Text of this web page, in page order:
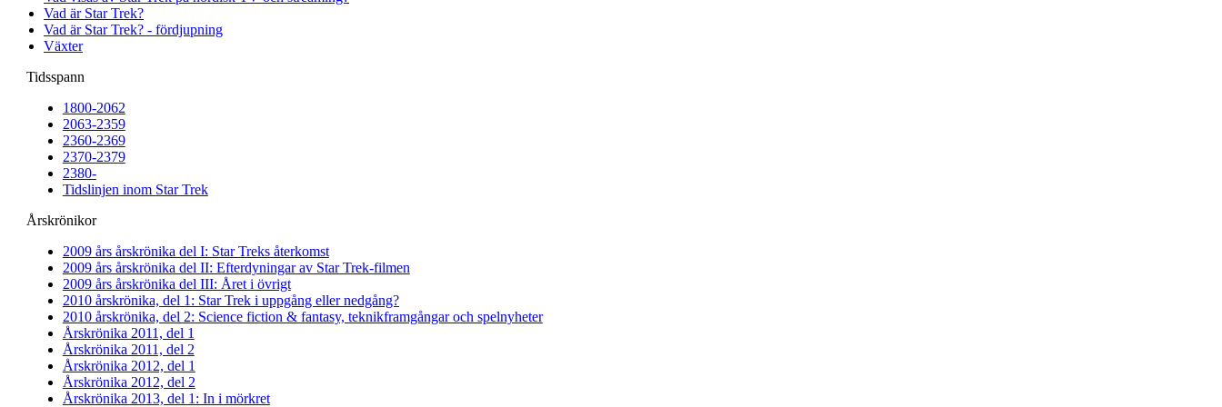
Vad är Star Trek?
Vad är Star Trek? - fördjupning
Växter
Tidsspann
1800-2062
2063-2359
2360-2369
2370-2379
2380-
Tidslinjen inom Star Trek
Årskrönikor
2009 års årskrönika del I: Star Treks återkomst
2009 års årskrönika del II: Efterdyningar av Star Trek-filmen
2009 års årskrönika del III: Året i övrigt
2010 årskrönika, del 1: Star Trek i uppgång eller nedgång?
2010 årskrönika, del 2: Science fiction & fantasy, teknikframgångar och spelnyheter
Årskrönika 2011, del 1
Årskrönika 2011, del 2
Årskrönika 2012, del 1
Årskrönika 2012, del 2
Årskrönika 2013, del 1: In i mörkret